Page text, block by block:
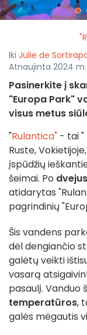
Iki Julie de
Atnaujinta 2024 m.
Pasinerkite į
"Europa Park"
visus metus
"Rulantica" - tai "
Ruste,
įspūdžių
šeimai. Po
atidarytas
pagrindinių
Šis vandens
dėl dengiančio
galėtų veikti
vasarą
pasaulį. Vanduo
temperatūros,
galės mėgautis